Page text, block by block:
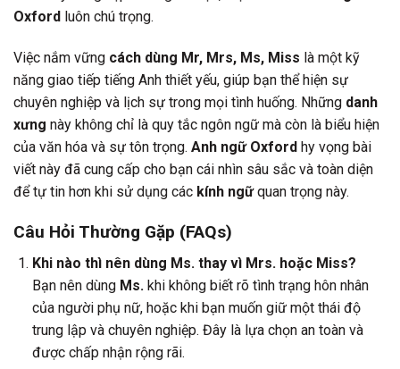
Oxford luôn chú trọng.
Việc nắm vững cách dùng Mr, Mrs, Ms, Miss là một kỹ
năng giao tiếp tiếng Anh thiết yếu, giúp bạn thể hiện sự
chuyên nghiệp và lịch sự trong mọi tình huống. Những danh
xưng này không chỉ là quy tắc ngôn ngữ mà còn là biểu hiện
của văn hóa và sự tôn trọng. Anh ngữ Oxford hy vọng bài
viết này đã cung cấp cho bạn cái nhìn sâu sắc và toàn diện
để tự tin hơn khi sử dụng các kính ngữquan trọng này.
Câu Hỏi Thường Gặp (FAQs)
Khi nào thì nên dùng Ms. thay vì Mrs. hoặc Miss?
Bạn nên dùng Ms. khi không biết rõ tình trạng hôn nhân
của người phụ nữ, hoặc khi bạn muốn giữ một thái độ
trung lập và chuyên nghiệp. Đây là lựa chọn an toàn và
được chấp nhận rộng rãi.